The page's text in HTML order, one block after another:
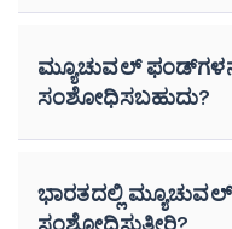
ಮ್ಯೂಚುವಲ್
ಸಂಶೋಧಿಸಬಹುದು?
ಭಾರತದಲ್ಲಿ ಮ್ಯೂಚುವಲ್
ಸಂಶೋಧಿಸುತ್ತೀರಿ?